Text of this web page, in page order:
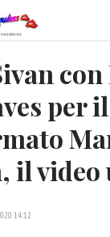
con
per
il
14:12